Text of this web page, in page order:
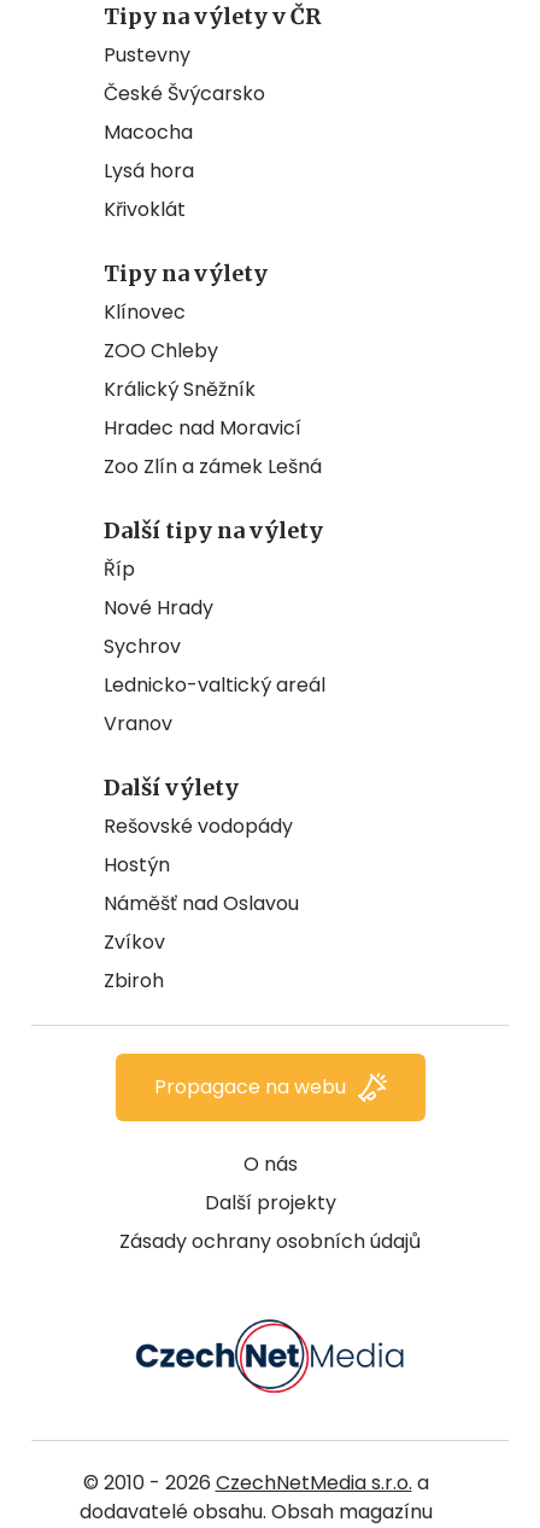
Tipy na výlety v ČR
Pustevny
České Švýcarsko
Macocha
Lysá hora
Křivoklát
Tipy na výlety
Klínovec
ZOO Chleby
Králický Sněžník
Hradec nad Moravicí
Zoo Zlín a zámek Lešná
Další tipy na výlety
Říp
Nové Hrady
Sychrov
Lednicko-valtický areál
Vranov
Další výlety
Rešovské vodopády
Hostýn
Náměšť nad Oslavou
Zvíkov
Zbiroh
O nás
Další projekty
Zásady ochrany osobních údajů
Propagace na webu
© 2010 - 2026 CzechNetMedia s.r.o. a
dodavatelé obsahu. Obsah magazínu